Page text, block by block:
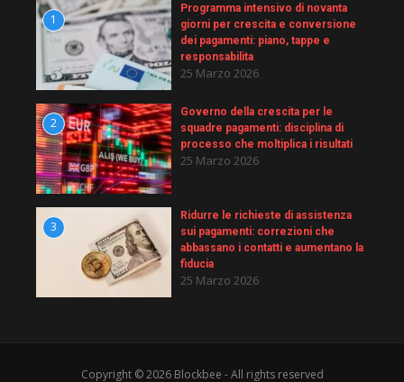
1
Programma intensivo di novanta
giorni per crescita e conversione
dei pagamenti: piano, tappe e
responsabilita
25 Marzo 2026
2
Governo della crescita per le
squadre pagamenti: disciplina di
processo che moltiplica i risultati
25 Marzo 2026
3
Ridurre le richieste di assistenza
sui pagamenti: correzioni che
abbassano i contatti e aumentano la
fiducia
25 Marzo 2026
Copyright © 2026 Blockbee - All rights reserved